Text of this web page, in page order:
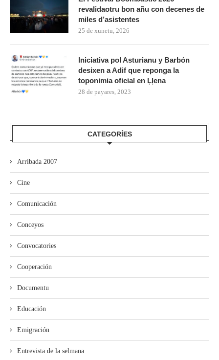
revalidaotru bon añu con decenes de
miles d’asistentes
25 de xunetu, 2026
Iniciativa pol Asturianu y Barbón
desixen a Adif que reponga la
toponimia oficial en Ḷḷena
28 de payares, 2023
CATEGORÍES
Arribada 2007
Cine
Comunicación
Conceyos
Convocatories
Cooperación
Documentu
Educación
Emigración
Entrevista de la selmana